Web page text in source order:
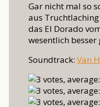
Gar nicht mal so
aus
das El Dorado
wesentlich besser
Soundtrack: Van